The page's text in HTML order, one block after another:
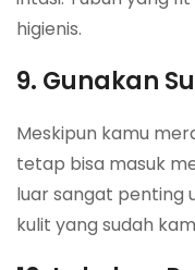
higienis.
9. Gunakan
Meskipun kamu
tetap bisa masuk
luar sangat penting
kulit yang sudah